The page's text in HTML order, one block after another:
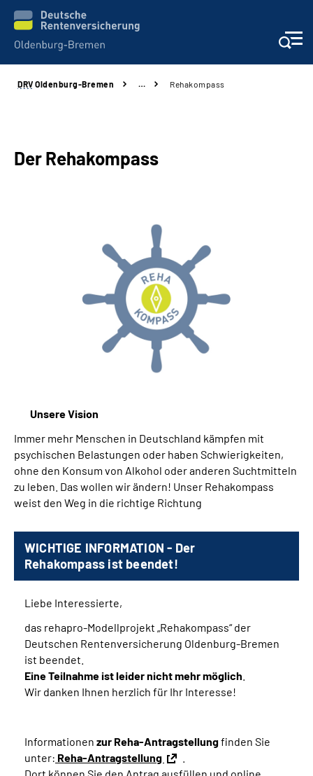
Services
Inhalte in Gebärdensprache (DGS)
Mein Kundenportal
DRV Oldenburg-Bremen … Rehakompass
Der Rehakompass
Unsere Vision
Immer mehr Menschen in Deutschland kämpfen mit
psychischen Belastungen oder haben Schwierigkeiten,
ohne den Konsum von Alkohol oder anderen Suchtmitteln
zu leben. Das wollen wir ändern! Unser Rehakompass
weist den Weg in die richtige Richtung
WICHTIGE INFORMATION - Der
Rehakompass ist beendet!
Liebe Interessierte,
das rehapro-Modellprojekt „Rehakompass“ der
Deutschen Rentenversicherung Oldenburg-Bremen
ist beendet.
Eine Teilnahme ist leider nicht mehr möglich
Wir danken Ihnen herzlich für Ihr Interesse!
Informationen zur Reha-Antragstellungfinden Sie
unter: Reha-Antragstellung